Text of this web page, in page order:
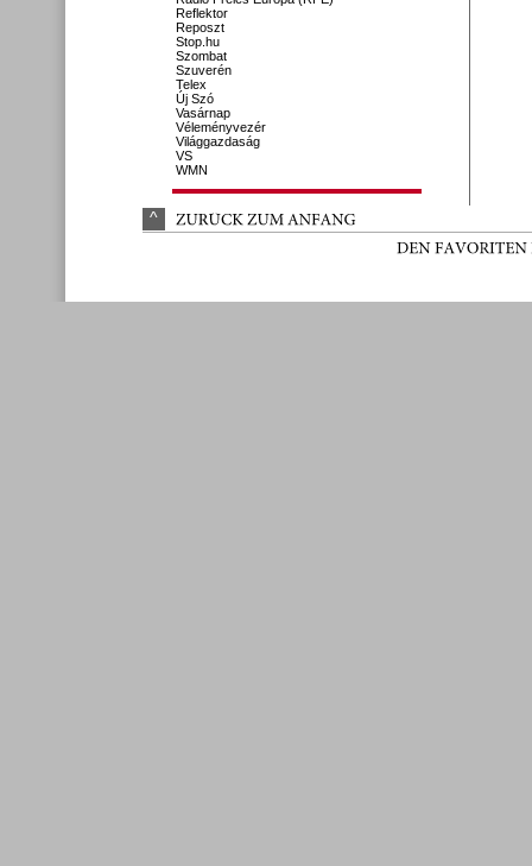
Reflektor
Reposzt
Stop.hu
Szombat
Szuverén
Telex
Új Szó
Vasárnap
Véleményvezér
Világgazdaság
VS
WMN
^ ZURÜCK ZUM ANFANG
DEN FAVORITEN